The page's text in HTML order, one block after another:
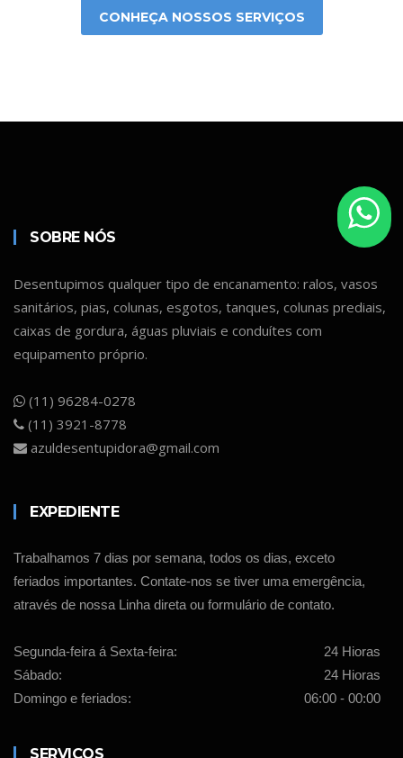
CONHEÇA NOSSOS SERVIÇOS
SOBRE NÓS
Desentupimos qualquer tipo de encanamento: ralos, vasos
sanitários, pias, colunas, esgotos, tanques, colunas prediais,
caixas de gordura, águas pluviais e conduítes com
equipamento próprio.
(11) 96284-0278
(11) 3921-8778
azuldesentupidora@gmail.com
EXPEDIENTE
Trabalhamos 7 dias por semana, todos os dias, exceto
feriados importantes. Contate-nos se tiver uma emergência,
através de nossa Linha direta ou formulário de contato.
Segunda-feira á Sexta-feira:
24 Hioras
Sábado:
24 Hioras
Domingo e feriados:
06:00 - 00:00
SERVIÇOS